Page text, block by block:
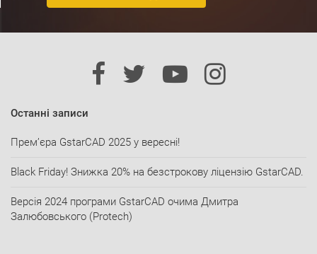
Останні записи
Прем’єра GstarCAD 2025 у вересні!
Black Friday! Знижка 20% на безстрокову ліцензію GstarCAD.
Версія 2024 програми GstarCAD очима Дмитра
Залюбовського (Protech)